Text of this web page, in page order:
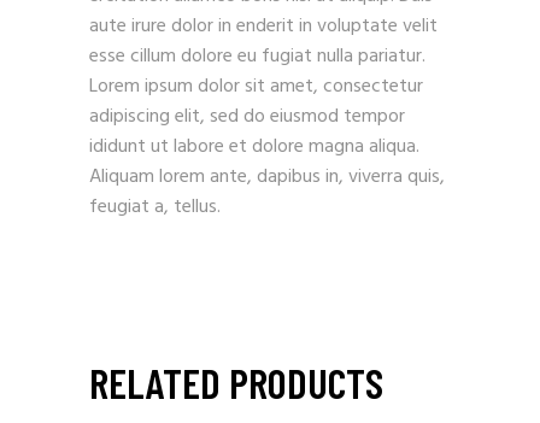
aute irure dolor in enderit in voluptate velit
esse cillum dolore eu fugiat nulla pariatur.
Lorem ipsum dolor sit amet, consectetur
adipiscing elit, sed do eiusmod tempor
ididunt ut labore et dolore magna aliqua.
Aliquam lorem ante, dapibus in, viverra quis,
feugiat a, tellus.
RELATED PRODUCTS